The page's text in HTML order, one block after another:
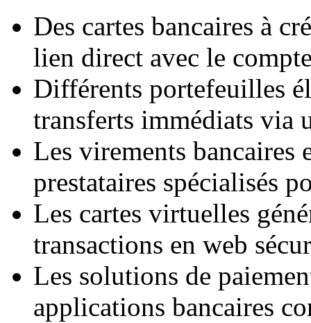
Des cartes bancaires à
lien direct avec le
Différents portefeuilles
transferts immédiats via
Les virements bancaires
prestataires spécialisés
Les cartes virtuelles
transactions en web
Les solutions de
applications bancaires